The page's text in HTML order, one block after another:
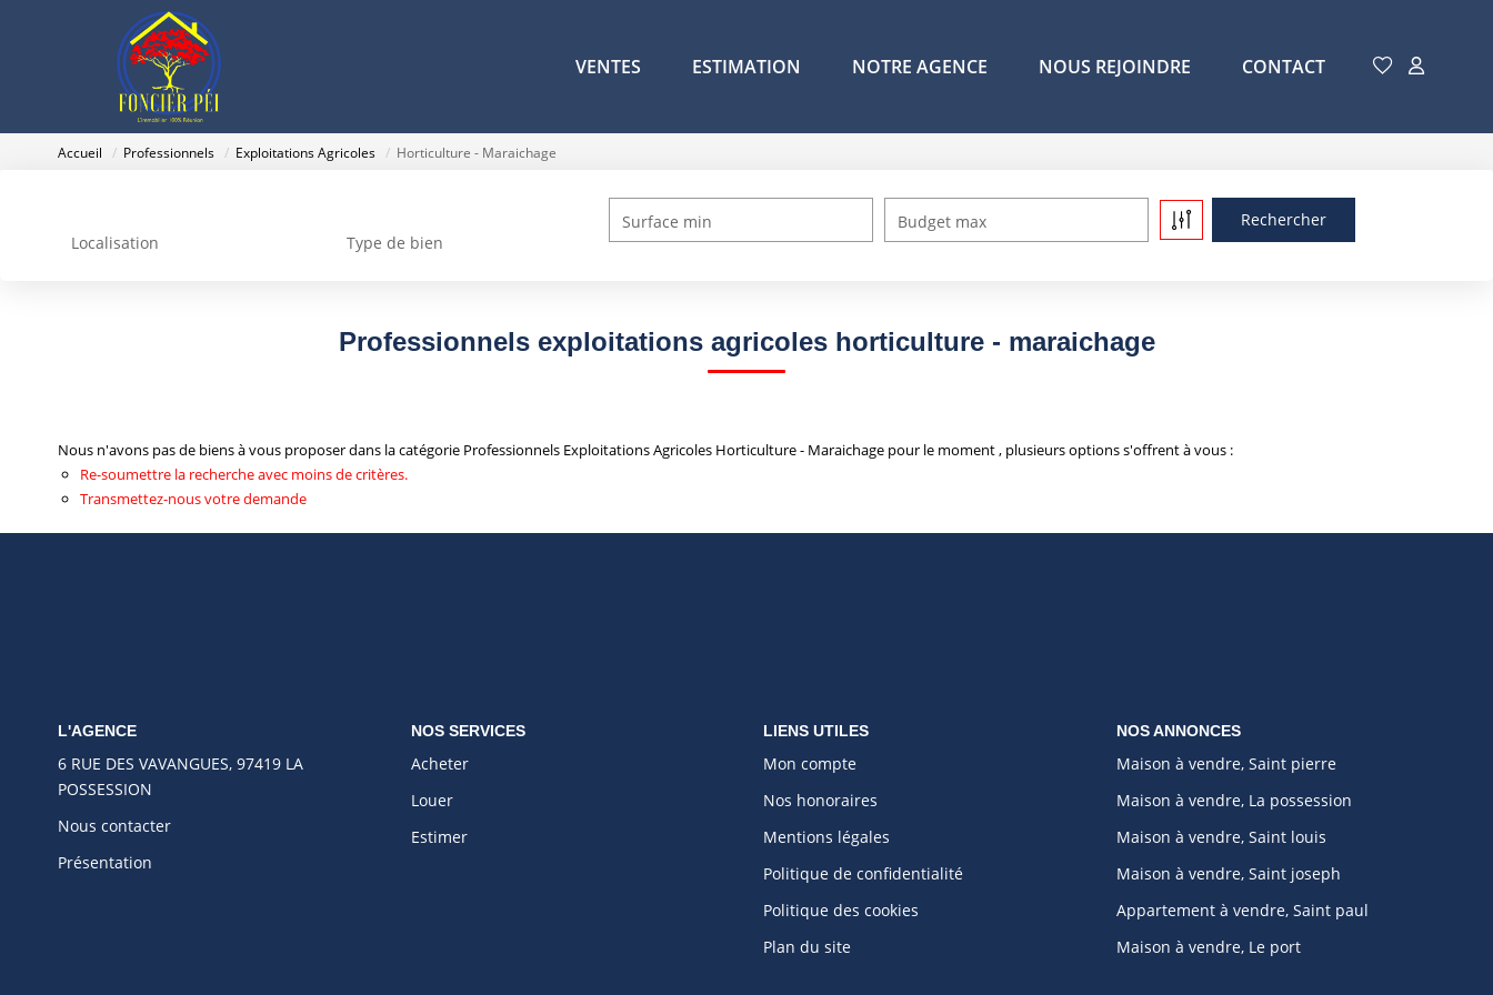
VENTES ESTIMATION NOTRE AGENCE NOUS REJOINDRE CONTACT
Accueil Professionnels Exploitations Agricoles Horticulture - Maraichage
Localisation Type de bien
Surface min Budget max
Professionnels exploitations agricoles horticulture - maraichage
Nous n'avons pas de biens à vous proposer dans la catégorie Professionnels Exploitations Agricoles Horticulture - Maraichage pour le moment , plusieurs options s'offrent à vous :
Re-soumettre la recherche avec moins de critères.
Transmettez-nous votre demande
L'AGENCE
6 RUE DES VAVANGUES, 97419 LA
POSSESSION
Nous contacter
Présentation
NOS SERVICES
Acheter
Louer
Estimer
LIENS UTILES
Mon compte
Nos honoraires
Mentions légales
Politique de confidentialité
Politique des cookies
Plan du site
NOS ANNONCES
Maison à vendre, Saint pierre
Maison à vendre, La possession
Maison à vendre, Saint louis
Maison à vendre, Saint joseph
Appartement à vendre, Saint paul
Maison à vendre, Le port